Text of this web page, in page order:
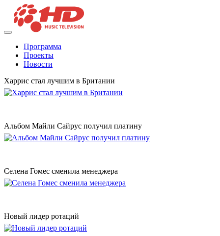
Программа
Проекты
Новости
Харрис стал лучшим в Британии
Альбом Майли Сайрус получил платину
Селена Гомес сменила менеджера
Новый лидер ротаций